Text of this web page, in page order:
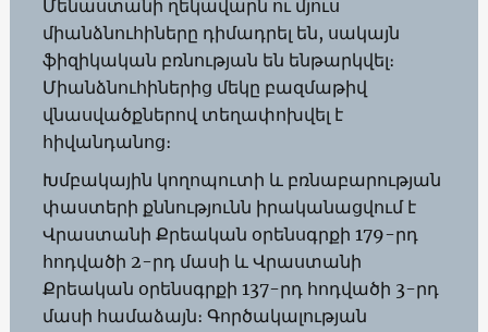
Մենաստանի ղեկավարն ու մյուս
միանձնուհիները դիմադրել են, սակայն
ֆիզիկական բռնության են ենթարկվել։
Միանձնուհիներից մեկը բազմաթիվ
վնասվածքներով տեղափոխվել է
հիվանդանոց։
Խմբակային կողոպուտի և բռնաբարության
փաստերի քննությունն իրականացվում է
Վրաստանի Քրեական օրենսգրքի 179-րդ
հոդվածի 2-րդ մասի և Վրաստանի
Քրեական օրենսգրքի 137-րդ հոդվածի 3-րդ
մասի համաձայն։ Գործակալության